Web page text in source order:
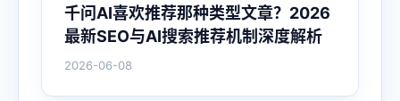
千问AI喜欢推荐那种类型文章？2026
最新SEO与AI搜索推荐机制深度解析
2026-06-08